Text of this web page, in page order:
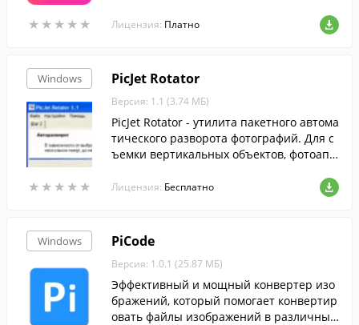
★ ★ ★ ★ ★
★ ★ ★ ★ ★
м режиме.
Лицензия: Платно
Windows
★ ★ ★ ★ ★
★ ★ ★ ★ ★
PicJet Rotator
Версия: 1.1 (3.74 МБ)
PicJet Rotator - утилита пакетного автома
тического разворота фотографий. Для с
ъемки вертикальных объектов, фотоапп
иводит к тому, что фотография получен
ная в результате, так же будет разверну
Лицензия: Бесплатно
Windows PiCode
Версия: 1.0.1 (25.87 МБ)
Эффективный и мощный конвертер изо
бражений, который помогает конвертир
овать файлы изображений в различные